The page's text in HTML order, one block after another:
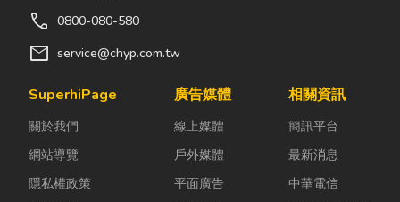
littlebearsnow.com
? Google 地圖導
花冰磚 #手切冰
#雪花冰機 #冰
品創業
call 0800-080-580
mail service@chyp.com.tw
SuperhiPage
關於我們
網站導覽
隱私權政策
廣告媒體
線上媒體
戶外媒體
平面廣告
相關資訊
簡訊平台
最新消息
中華電信